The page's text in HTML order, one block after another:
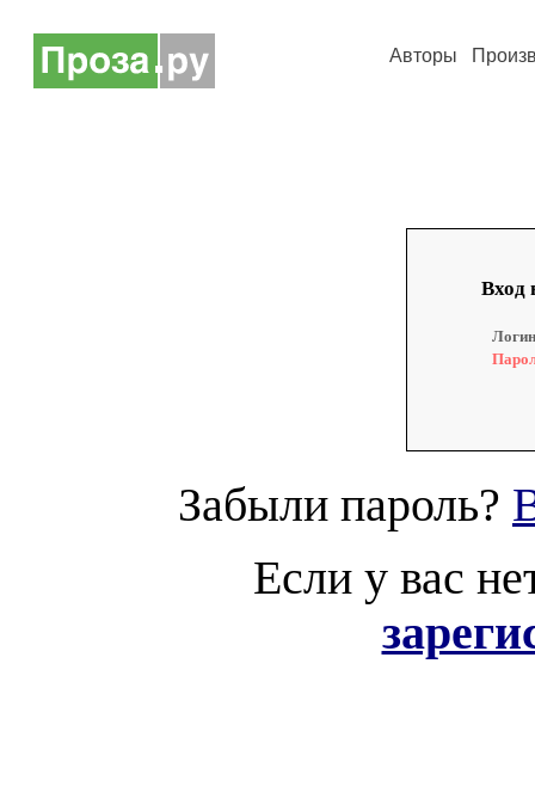
Авторы
Вход
Забыли пароль?
Если у вас